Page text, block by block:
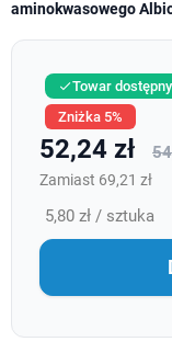
aminokwasowego
Towar dostępny
Zniżka 5%
52,24 zł
Zamiast 69,21 zł
5,80 zł / sztuka